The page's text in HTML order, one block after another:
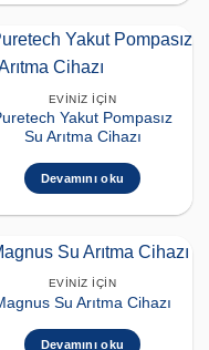
EVINIZ İÇIN
Yakut Pompasız
Su Arıtma Cihazı
Devamını oku
EVINIZ İÇIN
Su Arıtma Cihazı
Devamını oku